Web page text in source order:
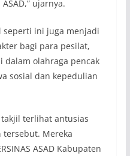
ujarnya.
seperti ini juga menjadi
bagi para pesilat,
dalam olahraga pencak
sosial dan kepedulian
terlihat antusias
tersebut. Mereka
ASAD Kabupaten